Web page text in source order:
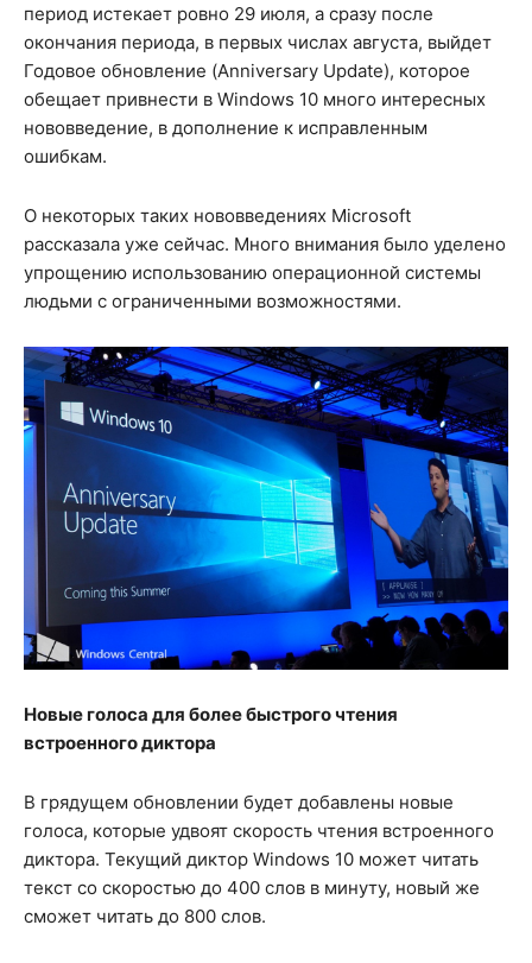
период истекает ровно 29 июля, а сразу после
окончания периода, в первых числах августа, выйдет
Годовое обновление (Anniversary Update), которое
обещает привнести в Windows 10 много интересных
нововведение, в дополнение к исправленным
ошибкам.
О некоторых таких нововведениях Microsoft
рассказала уже сейчас. Много внимания было уделено
упрощению использованию операционной системы
людьми с ограниченными возможностями.
Новые голоса для более быстрого чтения
встроенного диктора
В грядущем обновлении будет добавлены новые
голоса, которые удвоят скорость чтения встроенного
диктора. Текущий диктор Windows 10 может читать
текст со скоростью до 400 слов в минуту, новый же
сможет читать до 800 слов.